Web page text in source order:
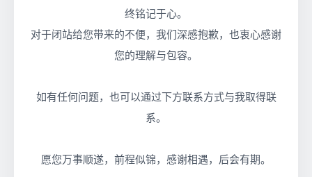
终铭记于心。
对于闭站给您带来的不便，我们深感抱歉，也衷心感谢
您的理解与包容。
如有任何问题，也可以通过下方联系方式与我取得联
系。
愿您万事顺遂，前程似锦，感谢相遇，后会有期。